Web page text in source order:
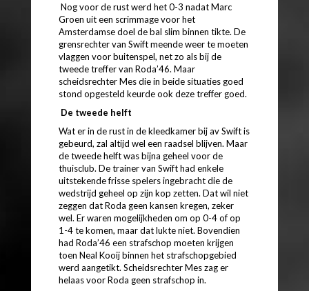
Nog voor de rust werd het 0-3 nadat Marc
Groen uit een scrimmage voor het
Amsterdamse doel de bal slim binnen tikte. De
grensrechter van Swift meende weer te moeten
vlaggen voor buitenspel, net zo als bij de
tweede treffer van Roda’46. Maar
scheidsrechter Mes die in beide situaties goed
stond opgesteld keurde ook deze treffer goed.
De tweede helft
Wat er in de rust in de kleedkamer bij av Swift is
gebeurd, zal altijd wel een raadsel blijven. Maar
de tweede helft was bijna geheel voor de
thuisclub. De trainer van Swift had enkele
uitstekende frisse spelers ingebracht die de
wedstrijd geheel op zijn kop zetten. Dat wil niet
zeggen dat Roda geen kansen kregen, zeker
wel. Er waren mogelijkheden om op 0-4 of op
1-4 te komen, maar dat lukte niet. Bovendien
had Roda’46 een strafschop moeten krijgen
toen Neal Kooij binnen het strafschopgebied
werd aangetikt. Scheidsrechter Mes zag er
helaas voor Roda geen strafschop in.